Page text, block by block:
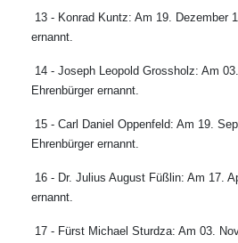
13 - Konrad Kuntz: Am 19. Dezember
ernannt.
14 - Joseph Leopold Grossholz: Am
Ehrenbürger ernannt.
15 - Carl Daniel Oppenfeld: Am 19.
Ehrenbürger ernannt.
16 - Dr. Julius August Füßlin: Am 17.
ernannt.
17 - Fürst Michael Sturdza: Am 03.